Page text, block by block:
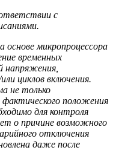
с
основе микропроцессора
временных
напряжения,
циклов включения.
не только
положения
для контроля
о причине возможного
отключения
даже после